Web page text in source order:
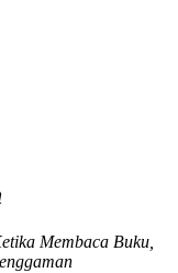
Membaca Buku,